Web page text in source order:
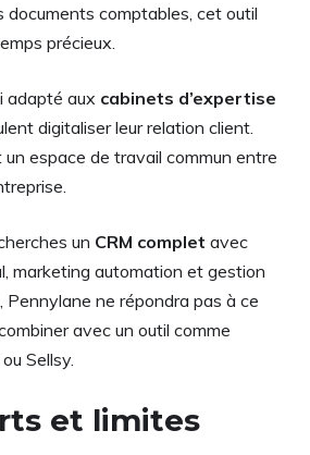
documents comptables, cet outil
précieux.
adapté aux cabinets d’expertise
digitaliser leur relation client.
espace de travail commun entre
un CRM complet avec
marketing automation et gestion
Pennylane ne répondra pas à ce
avec un outil comme
Sellsy.
et limites